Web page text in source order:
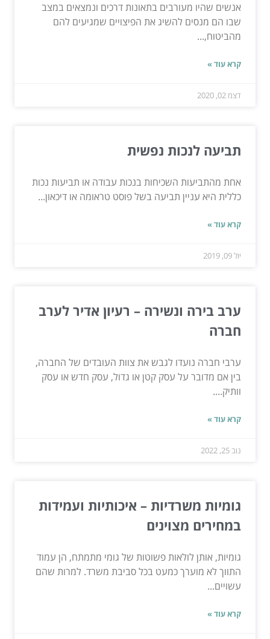
אנשים שהיו מעורבים בתאונות דרכים ונמצאים במצב
שבו הם מנסים להשיג את הפיצויים שמגיעים להם
מהביטוח,...
קרא עוד »
דצמ 02, 2020
תביעה לנכות נפשית
אחת מהתביעות השכיחות בנכות עבודה או תביעות נכות
כללית היא עניין תביעה בשל פוסט טראומה או דיכאון...
קרא עוד »
יול 09, 2019
ערב בירה ונשירה – רעיון אדיר לערב
חברה
ערבי חברה נועדו לגבש את צוות העובדים של החברה,
בין אם מדובר על עסק קטן או גדול, עסק חדש או עסק
וותיק....
קרא עוד »
נוב 25, 2022
גומיות משרדיות – איכותיות ועמידות
במחירים מצוינים
גומיות, אותן לולאות פשוטות של גומי מתמתח, הן עמוד
התווך לא מוערך כמעט בכל סביבת משרד. למרות שהם
עשויים...
קרא עוד »